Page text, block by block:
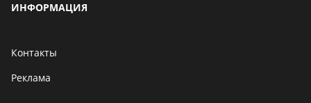
ИНФОРМАЦИЯ
Контакты
Реклама